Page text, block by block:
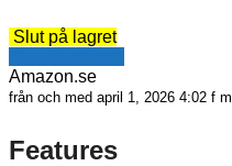
Slut på lagret
Amazon.se
från och med april 1, 2026 4:02 f m
Features